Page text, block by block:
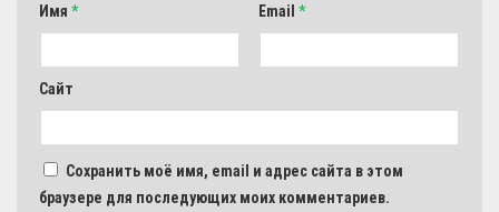
Имя * Email *
Сайт
Сохранить моё имя, email и адрес сайта в этом
браузере для последующих моих комментариев.